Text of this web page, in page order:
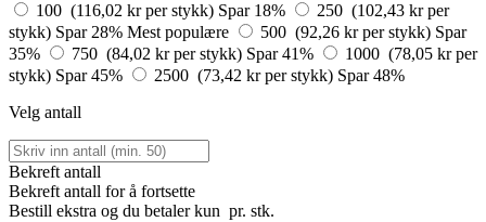
100 (116,02 kr per stykk) Spar 18%
250 (102,43 kr per
stykk) Spar 28% Mest populære 500 (92,26 kr per stykk) Spar
35%
750 (84,02 kr per stykk) Spar 41%
1000 (78,05 kr per
stykk) Spar 45% 2500 (73,42 kr per stykk) Spar 48%
Velg antall
Bekreft antall
Bekreft antall for å fortsette
Bestill ekstra og du betaler kun pr. stk.